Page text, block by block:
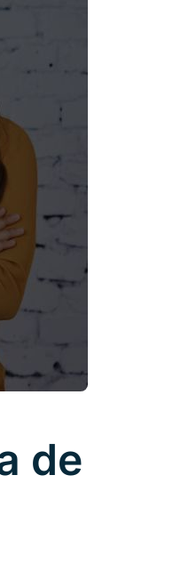
de